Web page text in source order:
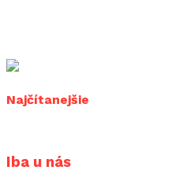
Najčítanejšie
Iba u nás